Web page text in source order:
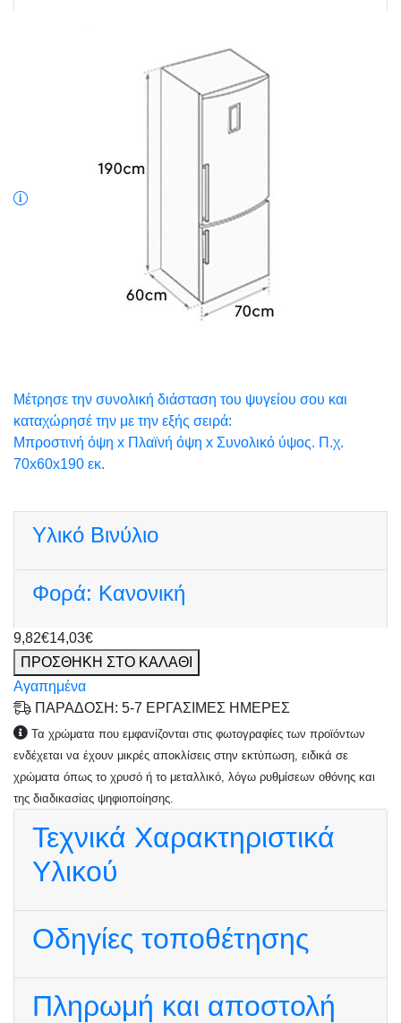
Μέτρησε την συνολική διάσταση του ψυγείου σου και
καταχώρησέ την με την εξής σειρά:
Μπροστινή όψη x Πλαϊνή όψη x Συνολικό ύψος. Π.χ.
70x60x190 εκ.
Υλικό Βινύλιο
Φορά: Κανονική
9,82€14,03€
ΠΡΟΣΘΗΚΗ ΣΤΟ ΚΑΛΑΘΙ
Αγαπημένα
ΠΑΡΑΔΟΣΗ: 5-7 ΕΡΓΑΣΙΜΕΣ ΗΜΕΡΕΣ
Τα χρώματα που εμφανίζονται στις φωτογραφίες των προϊόντων
ενδέχεται να έχουν μικρές αποκλίσεις στην εκτύπωση, ειδικά σε
χρώματα όπως το χρυσό ή το μεταλλικό, λόγω ρυθμίσεων οθόνης και
της διαδικασίας ψηφιοποίησης.
Τεχνικά Χαρακτηριστικά
Υλικού
Οδηγίες τοποθέτησης
Πληρωμή και αποστολή